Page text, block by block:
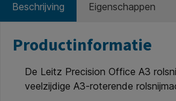
Beschrijving Eigenschappen
Productinformatie
De Leitz Precision Office A3
veelzijdige A3-roterende